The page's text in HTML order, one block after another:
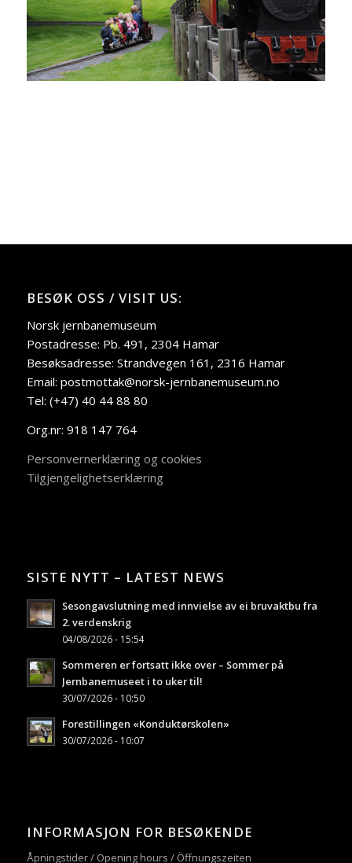
BESØK OSS / VISIT US:
Norsk jernbanemuseum
Postadresse: Pb. 491, 2304 Hamar
Besøksadresse: Strandvegen 161, 2316 Hamar
Email: postmottak@norsk-jernbanemuseum.no
Tel: (+47) 40 44 88 80
Org.nr: 918 147 764
Personvernerklæring og cookies
Tilgjengelighetserklæring
SISTE NYTT – LATEST NEWS
Sesongavslutning med innvielse av ei bruvaktbu fra
2. verdenskrig
04/08/2026 - 15:54
Sommeren er fortsatt ikke over – Sommer på
Jernbanemuseet i to uker til!
30/07/2026 - 10:50
Forestillingen «Konduktørskolen»
30/07/2026 - 10:07
INFORMASJON FOR BESØKENDE
Åpningstider / Opening hours / Öffnungszeiten